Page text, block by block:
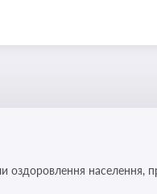
оздоровлення населення,